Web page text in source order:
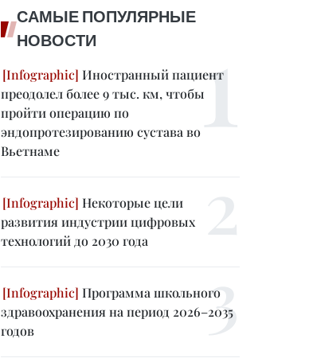
САМЫЕ ПОПУЛЯРНЫЕ
НОВОСТИ
Иностранный пациент
преодолел более 9 тыс. км, чтобы
пройти операцию по
эндопротезированию сустава во
Вьетнаме
Некоторые цели
развития индустрии цифровых
технологий до 2030 года
Программа школьного
здравоохранения на период 2026–2035
годов